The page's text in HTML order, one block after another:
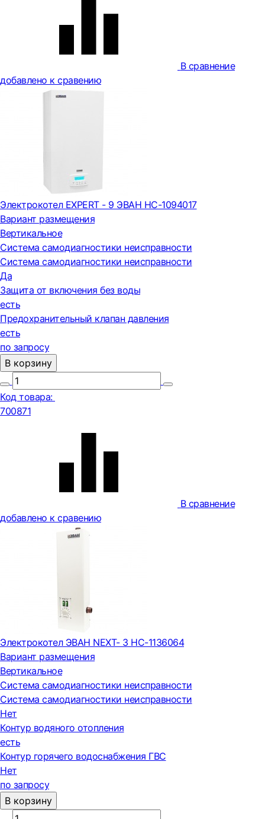
В сравнение
добавлено к сравению
Электрокотел EXPERT - 9 ЭВАН НС-1094017
Вариант размещения
Вертикальное
Система самодиагностики неисправности
Система самодиагностики неисправности
Да
Защита от включения без воды
есть
Предохранительный клапан давления
есть
по запросу
В корзину
Код товара:
700871
В сравнение
добавлено к сравению
Электрокотел ЭВАН NEXT- 3 НС-1136064
Вариант размещения
Вертикальное
Система самодиагностики неисправности
Система самодиагностики неисправности
Нет
Контур водяного отопления
есть
Контур горячего водоснабжения ГВС
Нет
по запросу
В корзину